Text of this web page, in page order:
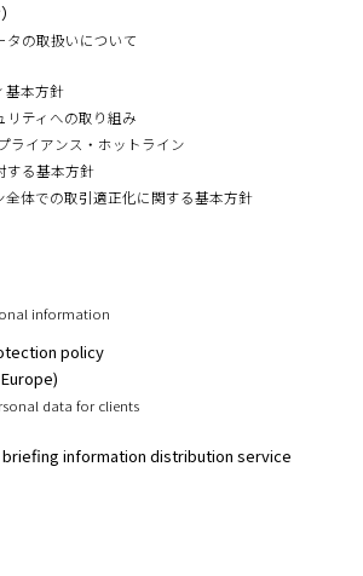
タの取扱いについて
基本方針
リティへの取り組み
ライアンス・ホットライン
する基本方針
全体での取引適正化に関する基本方針
information
policy
data for clients
briefing information distribution service